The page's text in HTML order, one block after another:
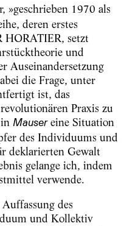
»geschrieben 1970 als
deren erstes
HORATIER, setzt
und
Auseinandersetzung
die Frage, unter
ist, das
Praxis zu
Mausereine Situation
des Individuums und
deklarierten Gewalt
gelange ich, indem
verwende.
des
und Kollektiv